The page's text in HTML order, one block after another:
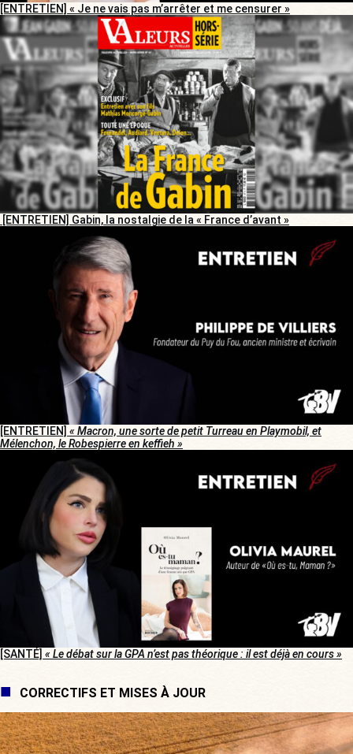
[ENTRETIEN] « Je ne vais pas m’arrêter et me censurer »
[ENTRETIEN] Gabin, la nostalgie de la « France d’avant »
[ENTRETIEN] « Macron, une sorte de petit Turreau en Playmobil, et
Mélenchon, le Robespierre en keffieh »
[SANTÉ] « Le débat sur la GPA n’est pas théorique : il est déjà en cours »
CORRECTIFS ET MISES À JOUR